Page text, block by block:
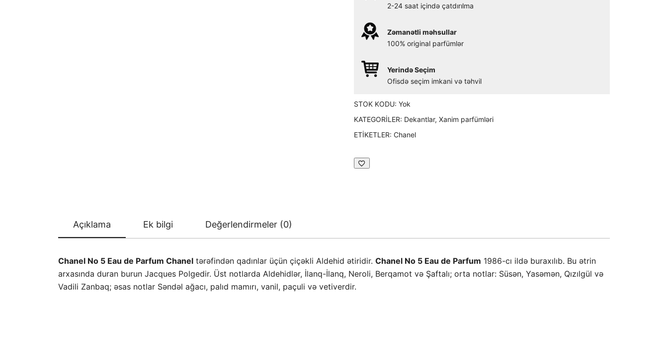
2-24 saat içində çatdırılma
Zəmanətli məhsullar
100% original parfümlər
Yerində Seçim
Ofisdə seçim imkani və təhvil
STOK KODU: Yok
KATEGORILER: Dekantlar, Xanim parfümləri
ETIKETLER: Chanel
Açıklama Ek bilgi Değerlendirmeler (0)
Chanel No 5 Eau de Parfum Chanel tərəfindən qadınlar üçün çiçəkli Aldehid ətiridir. Chanel No 5 Eau de Parfum 1986-cı ildə buraxılıb. Bu ətrin
arxasında duran burun Jacques Polgedir. Üst notlarda Aldehidlər, İlanq-İlanq, Neroli, Berqamot və Şaftalı; orta notlar: Süsən, Yasəmən, Qızılgül və
Vadili Zanbaq; əsas notlar Səndəl ağacı, palıd mamırı, vanil, paçuli və vetiverdir.